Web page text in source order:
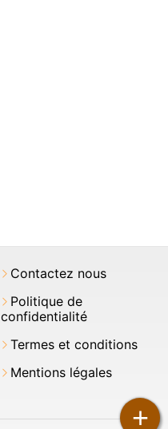
+
Contactez nous
Politique de
confidentialité
Termes et conditions
Mentions légales